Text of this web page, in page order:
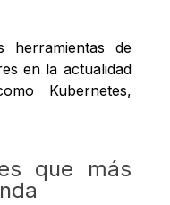
herramientas de
en la actualidad
Kubernetes,
que más